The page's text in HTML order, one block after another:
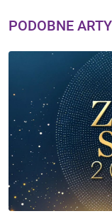
PODOBNE